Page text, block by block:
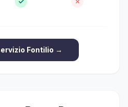
Fontilio →